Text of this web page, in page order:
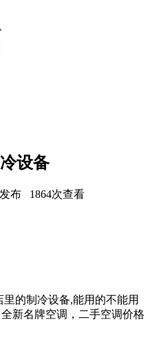
设备
布 1864次查看
的制冷设备,能用的不能用
新名牌空调，二手空调价格